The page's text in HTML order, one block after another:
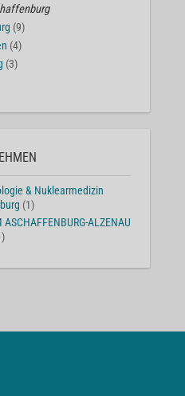
(9)
(4)
(3)
& Nuklearmedizin
(1)
ALZENAU